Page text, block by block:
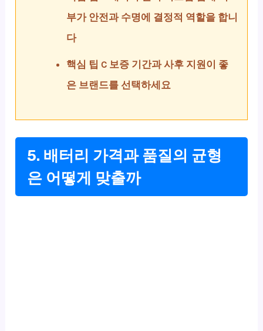
부가 안전과 수명에 결정적 역할을 합니
다
핵심 팁 C 보증 기간과 사후 지원이 좋
은 브랜드를 선택하세요
5. 배터리 가격과 품질의 균형
은 어떻게 맞출까